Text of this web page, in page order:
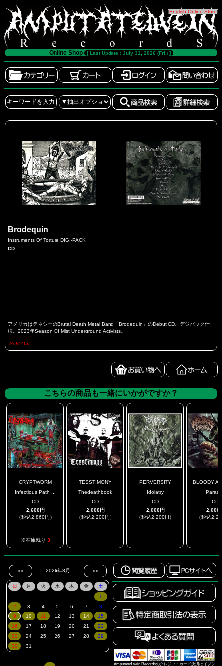
[English Online Store]
Online Shop [ Last Update : July 31, 2026 (Fri.) ]
Brodequin
Instruments Of Torture DIGI-PACK
CD
アメリカはテネシーのBrutal Death Metal Band「Brodequin」のDebut CD。デジパック仕
様。2023年Season Of Mist Underground Activists。
Sold Out
こちらの商品も一緒にいかがですか？
CRYPTWORM
Infectious Path ...
CD
2,600円
（税込2,860円）
※在庫残り 3
TESSTIMONY
Thedeathbook
CD
2,000円
（税込2,200円）
PERVERSITY
Idolatry
CD
2,000円
（税込2,200円）
BLOODY
CD
2,000
（税込
Amputated Vein Recordsのクレジットカード決済はイプシ